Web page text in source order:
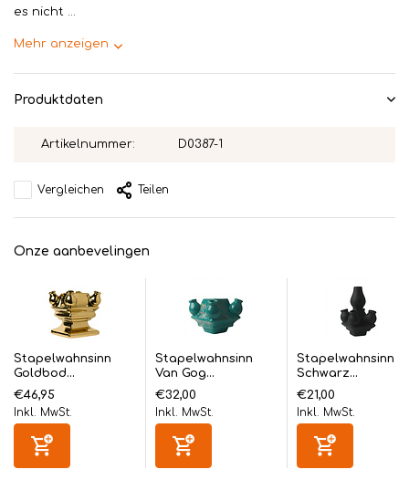
es nicht ...
Mehr anzeigen
Produktdaten
Artikelnummer: D0387-1
Vergleichen Teilen
Onze aanbevelingen
Stapelwahnsinn
Goldbod...
€46,95
Inkl. MwSt.
Stapelwahnsinn
Van Gog...
€32,00
Inkl. MwSt.
Stapelwahnsinn
Schwarz...
€21,00
Inkl. MwSt.